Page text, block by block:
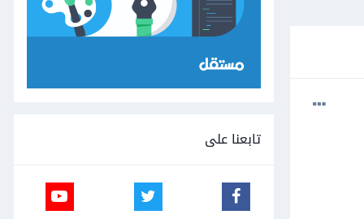
تابعنا على